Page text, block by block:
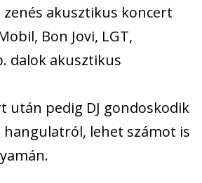
zenés akusztikus koncert
Bon Jovi, LGT,
dalok akusztikus
után pedig DJ gondoskodik
hangulatról, lehet számot is